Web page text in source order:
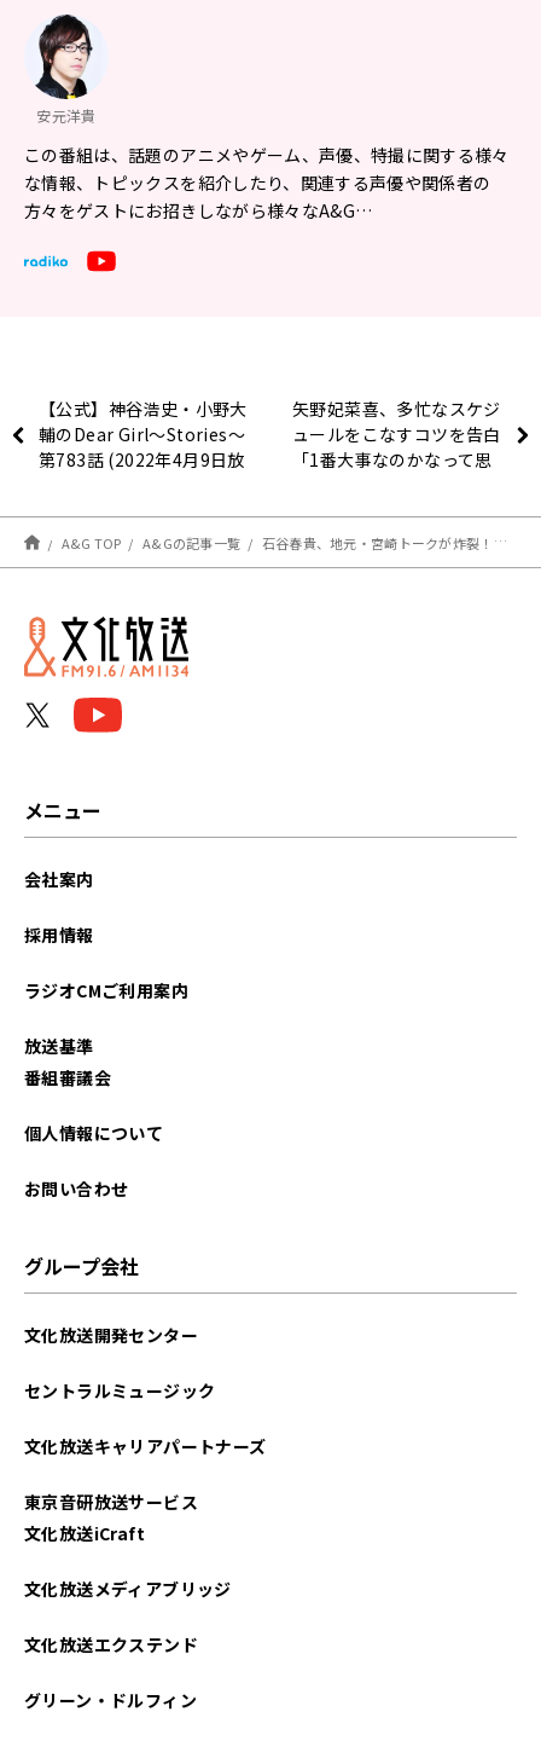
安元洋貴
この番組は、話題のアニメやゲーム、声優、特撮に関する様々
な情報、トピックスを紹介したり、関連する声優や関係者の
方々をゲストにお招きしながら様々なA&G…
【公式】神谷浩史・小野大
輔のDear Girl〜Stories〜
第783話 (2022年4月9日放
矢野妃菜喜、多忙なスケジ
ュールをこなすコツを告白
「1番大事なのかなって思
「超!A&G+マンスリースペ
シャル 矢野妃菜喜のひな
きけ」
A&G TOP A&Gの記事一覧 石谷春貴、地元・宮崎トークが炸裂！「○○は家に絶対あります」～4月9 日「安元洋貴の笑われるセールスマン（仮）」
メニュー
会社案内
採用情報
ラジオCMご利用案内
放送基準
番組審議会
個人情報について
お問い合わせ
グループ会社
文化放送開発センター
セントラルミュージック
文化放送キャリアパートナーズ
東京音研放送サービス
文化放送iCraft
文化放送メディアブリッジ
文化放送エクステンド
グリーン・ドルフィン